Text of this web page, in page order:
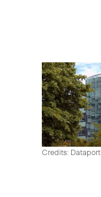
Credits: Dataport